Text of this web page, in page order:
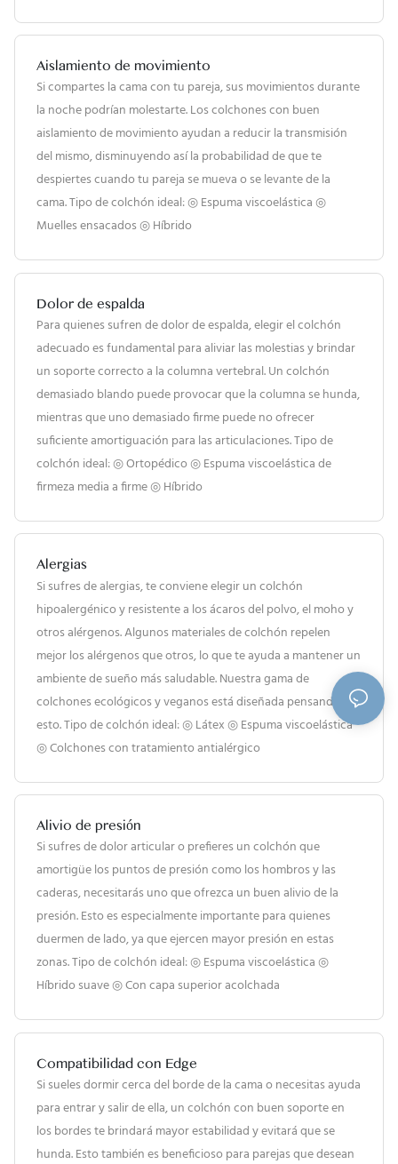
Aislamiento de movimiento
Si compartes la cama con tu pareja, sus movimientos durante
la noche podrían molestarte. Los colchones con buen
aislamiento de movimiento ayudan a reducir la transmisión
del mismo, disminuyendo así la probabilidad de que te
despiertes cuando tu pareja se mueva o se levante de la
cama. Tipo de colchón ideal: ◎ Espuma viscoelástica ◎
Muelles ensacados ◎ Híbrido
Dolor de espalda
Para quienes sufren de dolor de espalda, elegir el colchón
adecuado es fundamental para aliviar las molestias y brindar
un soporte correcto a la columna vertebral. Un colchón
demasiado blando puede provocar que la columna se hunda,
mientras que uno demasiado firme puede no ofrecer
suficiente amortiguación para las articulaciones. Tipo de
colchón ideal: ◎ Ortopédico ◎ Espuma viscoelástica de
firmeza media a firme ◎ Híbrido
Alergias
Si sufres de alergias, te conviene elegir un colchón
hipoalergénico y resistente a los ácaros del polvo, el moho y
otros alérgenos. Algunos materiales de colchón repelen
mejor los alérgenos que otros, lo que te ayuda a mantener un
ambiente de sueño más saludable. Nuestra gama de
colchones ecológicos y veganos está diseñada pensando en
esto. Tipo de colchón ideal: ◎ Látex ◎ Espuma viscoelástica
◎ Colchones con tratamiento antialérgico
Alivio de presión
Si sufres de dolor articular o prefieres un colchón que
amortigüe los puntos de presión como los hombros y las
caderas, necesitarás uno que ofrezca un buen alivio de la
presión. Esto es especialmente importante para quienes
duermen de lado, ya que ejercen mayor presión en estas
zonas. Tipo de colchón ideal: ◎ Espuma viscoelástica ◎
Híbrido suave ◎ Con capa superior acolchada
Compatibilidad con Edge
Si sueles dormir cerca del borde de la cama o necesitas ayuda
para entrar y salir de ella, un colchón con buen soporte en
los bordes te brindará mayor estabilidad y evitará que se
hunda. Esto también es beneficioso para parejas que desean